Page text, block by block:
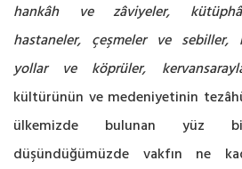
hankâh ve zâviyeler,
hastaneler, çeşmeler ve sebiller,
yollar ve köprüler,
kültürünün ve medeniyetinin
ülkemizde bulunan yüz
düşündüğümüzde vakfın ne